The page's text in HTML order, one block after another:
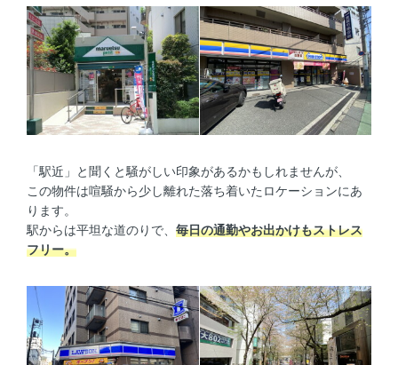
「駅近」と聞くと騒がしい印象があるかもしれませんが、
この物件は喧騒から少し離れた落ち着いたロケーションにあ
ります。
駅からは平坦な道のりで、 毎日の通勤やお出かけもストレス
フリー。